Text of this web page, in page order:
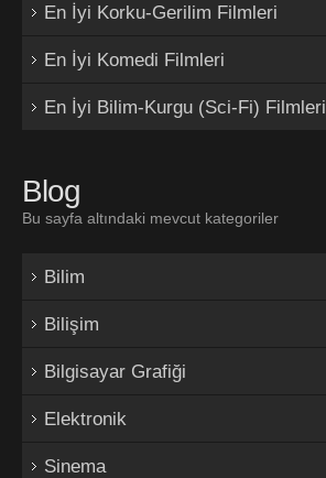
En İyi Korku-Gerilim Filmleri
En İyi Komedi Filmleri
En İyi Bilim-Kurgu (Sci-Fi) Filmleri
Blog
Bu sayfa altındaki mevcut kategoriler
Bilim
Bilişim
Bilgisayar Grafiği
Elektronik
Sinema